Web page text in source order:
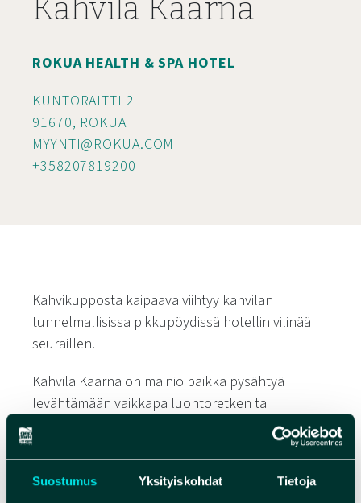
Suostumus Yksityiskohdat Tietoja
Kahvila Kaarna
ROKUA HEALTH & SPA HOTEL
KUNTORAITTI 2
91670, ROKUA
MYYNTI@ROKUA.COM
+358207819200
Kahvikupposta kaipaava viihtyy kahvilan
tunnelmallisissa pikkupöydissä hotellin vilinää
seuraillen.
Kahvila Kaarna on mainio paikka pysähtyä
levähtämään vaikkapa luontoretken tai
hiihtolenkin varrella. Kahvila Kaarna sijaitsee
Rokua Geoparkin ytimessä, kylpylähotellin
retkieväät retkellesi mukaan ja sieltä löydät